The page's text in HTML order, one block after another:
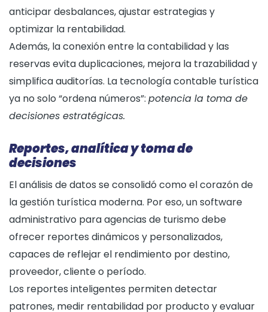
anticipar desbalances, ajustar estrategias y
optimizar la rentabilidad.
Además, la conexión entre la contabilidad y las
reservas evita duplicaciones, mejora la trazabilidad y
simplifica auditorías. La tecnología contable turística
ya no solo “ordena números”: potencia la toma de
decisiones estratégicas.
Reportes, analítica y toma de
decisiones
El análisis de datos se consolidó como el corazón de
la gestión turística moderna. Por eso, un software
administrativo para agencias de turismo debe
ofrecer reportes dinámicos y personalizados,
capaces de reflejar el rendimiento por destino,
proveedor, cliente o período.
Los reportes inteligentes permiten detectar
patrones, medir rentabilidad por producto y evaluar